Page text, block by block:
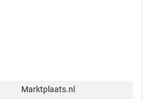
Marktplaats.nl